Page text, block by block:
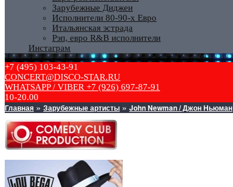
Зарубежные Диджеи
Исполнители 80-90-х Евро
Итальянская эстрада
Рэп, евро R&B исполнители
Инстаграм
+7 (495) 103-43-91
CONCERT@DISCO-STAR.RU
WHATSAPP / VIBER +7 (926) 697-87-91
10-20.00
Главная » Зарубежные артисты » John Newman / Джон Ньюман